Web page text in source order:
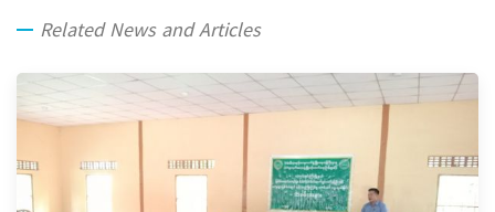
Related News and Articles